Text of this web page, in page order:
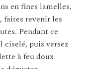
en fines lamelles.
faites revenir les
Pendant ce
puis versez
à feu doux